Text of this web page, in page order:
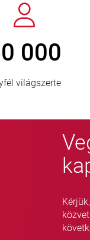
150
ellátott ország